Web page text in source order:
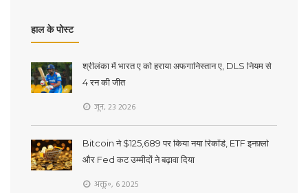
हाल के पोस्ट
श्रीलंका में भारत ए को हराया अफगानिस्तान ए, DLS नियम से
4 रन की जीत
जून, 23 2026
Bitcoin ने $125,689 पर किया नया रिकॉर्ड, ETF इनफ़्लो
और Fed कट उम्मीदों ने बढ़ावा दिया
अक्तू॰, 6 2025